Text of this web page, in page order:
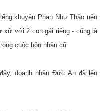
khuyên Phan Như Thảo nên
xử với 2 con gái riêng - cũng là
cuộc hôn nhân cũ.
doanh nhân Đức An đã lên